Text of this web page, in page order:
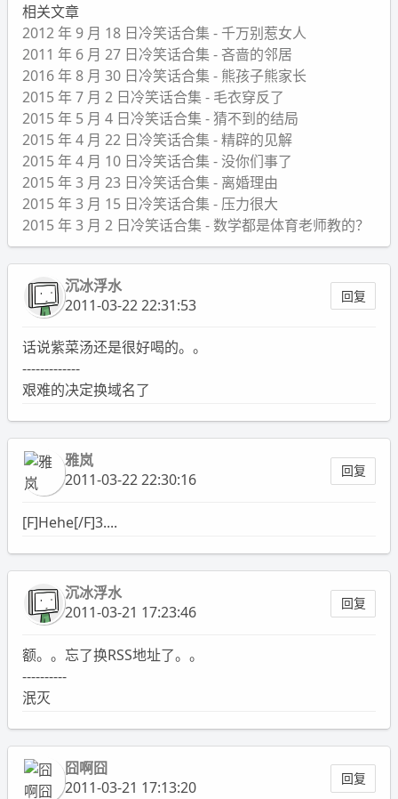
相关文章
2012 年 9 月 18 日冷笑话合集 - 千万别惹女人
2011 年 6 月 27 日冷笑话合集 - 吝啬的邻居
2016 年 8 月 30 日冷笑话合集 - 熊孩子熊家长
2015 年 7 月 2 日冷笑话合集 - 毛衣穿反了
2015 年 5 月 4 日冷笑话合集 - 猜不到的结局
2015 年 4 月 22 日冷笑话合集 - 精辟的见解
2015 年 4 月 10 日冷笑话合集 - 没你们事了
2015 年 3 月 23 日冷笑话合集 - 离婚理由
2015 年 3 月 15 日冷笑话合集 - 压力很大
2015 年 3 月 2 日冷笑话合集 - 数学都是体育老师教的？
沉冰浮水
2011-03-22 22:31:53
回复
话说紫菜汤还是很好喝的。。
-------------
艰难的决定换域名了
雅岚
2011-03-22 22:30:16
回复
[F]Hehe[/F]3....
沉冰浮水
2011-03-21 17:23:46
回复
额。。忘了换RSS地址了。。
----------
泯灭
囧啊囧
2011-03-21 17:13:20
回复